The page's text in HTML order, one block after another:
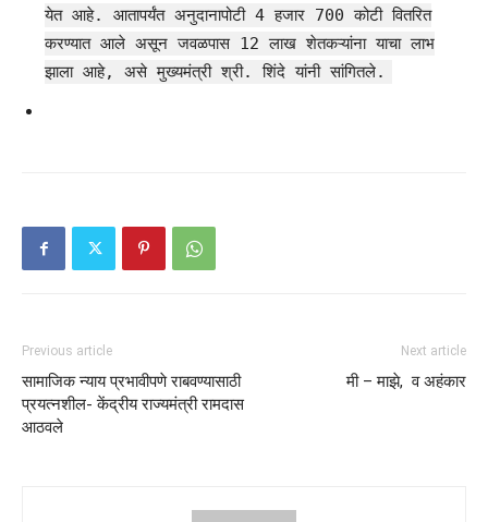
येत आहे. आतापर्यंत अनुदानापोटी 4 हजार 700 कोटी वितरित
करण्यात आले असून जवळपास 12 लाख शेतकऱ्यांना याचा लाभ
झाला आहे, असे मुख्यमंत्री श्री. शिंदे यांनी सांगितले.
Previous article
सामाजिक न्याय प्रभावीपणे राबवण्यासाठी
प्रयत्नशील- केंद्रीय राज्यमंत्री रामदास
आठवले
Next article
मी – माझे, व अहंकार